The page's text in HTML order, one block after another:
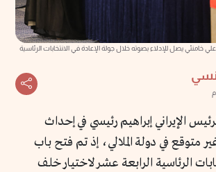
علي خامنئي يصل للإدلاء بصوته خلال جولة الإعادة في الانتخابات الرئاسية
الإيراني إبراهيم رئيسي في إحداث
متوقع في دولة الملالي، إذ تم فتح باب
الرئاسية الرابعة عشر لاختيار خلف